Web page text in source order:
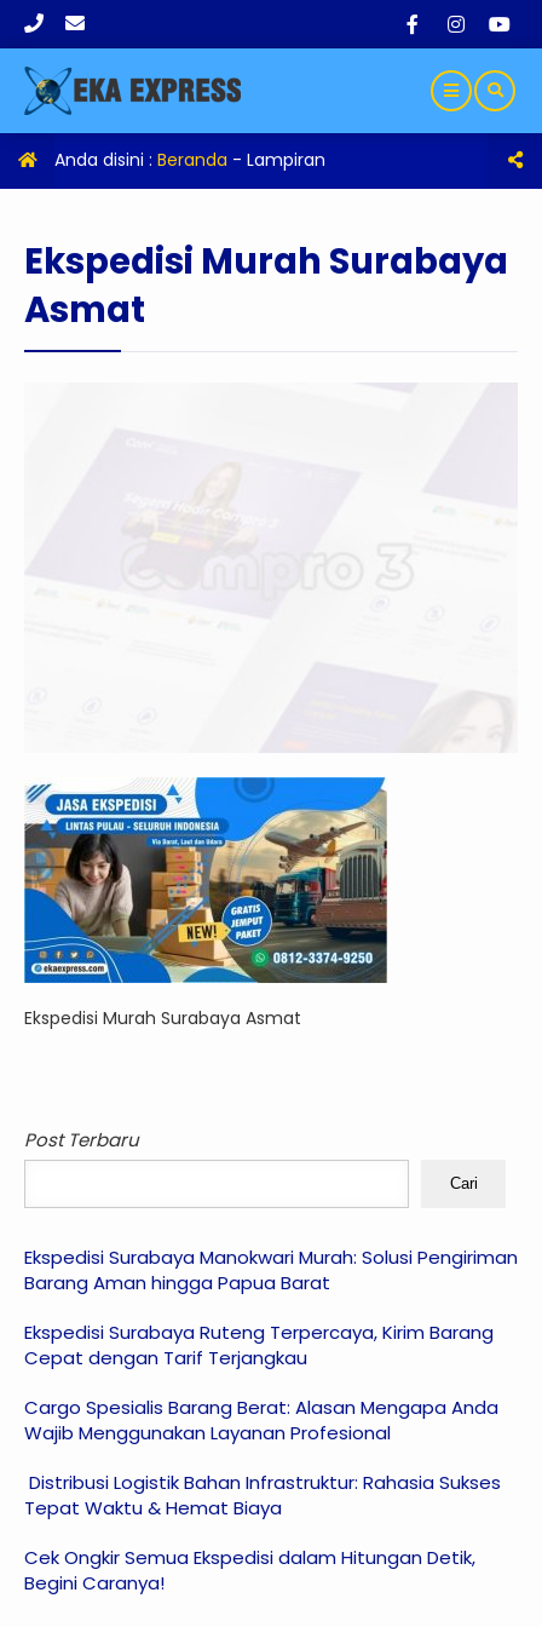
Anda disini : Beranda - Lampiran
Ekspedisi Murah Surabaya
Asmat
Ekspedisi Murah Surabaya Asmat
Post Terbaru
Cari
Ekspedisi Surabaya Manokwari Murah: Solusi Pengiriman
Barang Aman hingga Papua Barat
Ekspedisi Surabaya Ruteng Terpercaya, Kirim Barang
Cepat dengan Tarif Terjangkau
Cargo Spesialis Barang Berat: Alasan Mengapa Anda
Wajib Menggunakan Layanan Profesional
Distribusi Logistik Bahan Infrastruktur: Rahasia Sukses
Tepat Waktu & Hemat Biaya
Cek Ongkir Semua Ekspedisi dalam Hitungan Detik,
Begini Caranya!